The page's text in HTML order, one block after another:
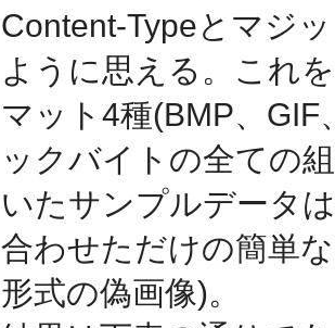
Content-Typeとマジ
ように思える。これ
マット4種(BMP、GIF
ックバイトの全ての
いたサンプルデータ
合わせただけの簡単
形式の偽画像)。